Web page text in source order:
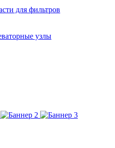
для фильтров
узлы